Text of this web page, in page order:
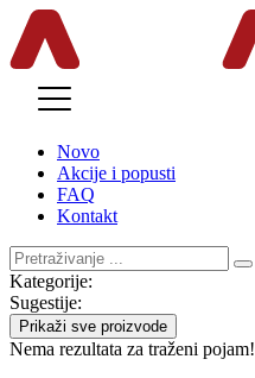
Novo
Akcije i popusti
FAQ
Kontakt
Kategorije:
Sugestije:
Prikaži sve proizvode
Nema rezultata za traženi pojam!